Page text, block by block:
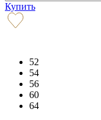
Купить
52
54
56
60
64